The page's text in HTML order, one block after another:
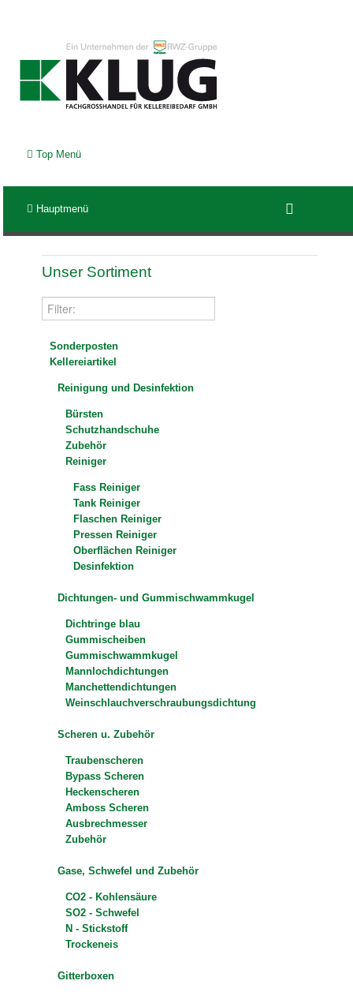
Top Menü
Hauptmenü
Unser Sortiment
Sonderposten
Kellereiartikel
Reinigung und Desinfektion
Bürsten
Schutzhandschuhe
Zubehör
Reiniger
Fass Reiniger
Tank Reiniger
Flaschen Reiniger
Pressen Reiniger
Oberflächen Reiniger
Desinfektion
Dichtungen- und Gummischwammkugel
Dichtringe blau
Gummischeiben
Gummischwammkugel
Mannlochdichtungen
Manchettendichtungen
Weinschlauchverschraubungsdichtung
Scheren u. Zubehör
Traubenscheren
Bypass Scheren
Heckenscheren
Amboss Scheren
Ausbrechmesser
Zubehör
Gase, Schwefel und Zubehör
CO2 - Kohlensäure
SO2 - Schwefel
N - Stickstoff
Trockeneis
Gitterboxen